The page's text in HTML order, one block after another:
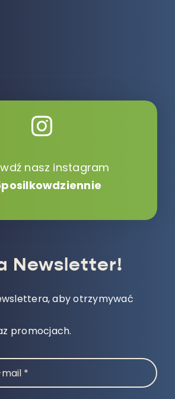
nasz instagram
Newsletter!
aby otrzymywać
promocjach.